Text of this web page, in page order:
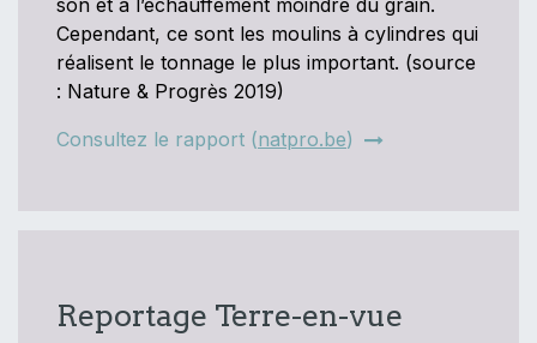
Cependant, ce sont les moulins à cylindres qui
réalisent le tonnage le plus important. (source
: Nature & Progrès 2019)
Consultez le rapport (natpro.be)
Reportage Terre-en-vue